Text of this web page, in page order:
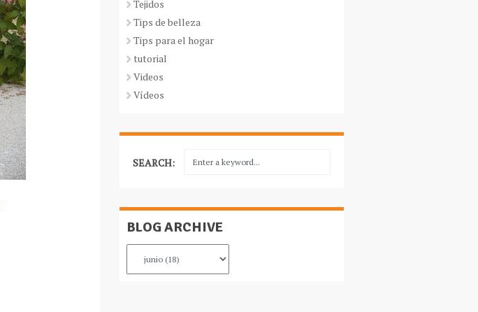
Tejidos
Tips de belleza
Tips para el hogar
tutorial
Videos
Vídeos
SEARCH:
BLOG ARCHIVE